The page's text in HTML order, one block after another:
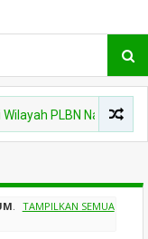
PLBN Nanga Badau
. TAMPILKAN SEMUA